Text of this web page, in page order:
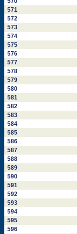
571
572
573
574
575
576
577
578
579
580
581
582
583
584
585
586
587
588
589
590
591
592
593
594
595
596